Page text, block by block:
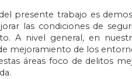
presente trabajo es
las condiciones de
A nivel general, en
mejoramiento de los
áreas foco de delitos